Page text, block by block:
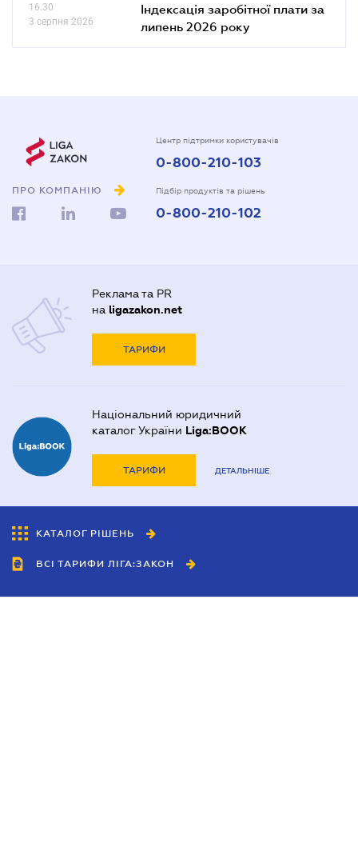
16.30
3 серпня 2026
Індексація заробітної плати за
липень 2026 року
ПРО КОМПАНІЮ
Центр підтримки користувачів
0-800-210-103
Підбір продуктів та рішень
0-800-210-102
Реклама та PR
на ligazakon.net
ТАРИФИ
Національний юридичний
каталог України Liga:BOOK
ТАРИФИ ДЕТАЛЬНІШЕ
КАТАЛОГ РІШЕНЬ
ВСІ ТАРИФИ ЛІГА:ЗАКОН